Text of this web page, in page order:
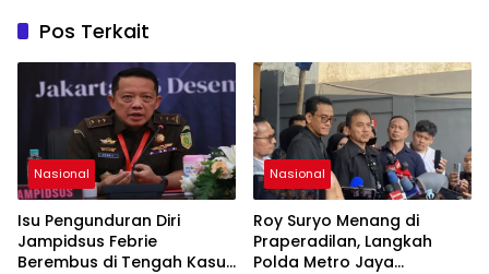
Pos Terkait
Nasional
Isu Pengunduran Diri
Jampidsus Febrie
Berembus di Tengah Kasus
Nasional
Roy Suryo Menang di
Praperadilan, Langkah
Polda Metro Jaya